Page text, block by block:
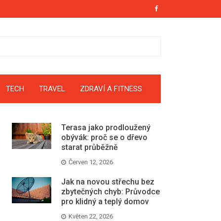
TECH TRAVEL ZDRAVÍ A FITNESS
Terasa jako prodloužený
obývák: proč se o dřevo
starat průběžně
Červen 12, 2026
Jak na novou střechu bez
zbytečných chyb: Průvodce
pro klidný a teplý domov
Květen 22, 2026